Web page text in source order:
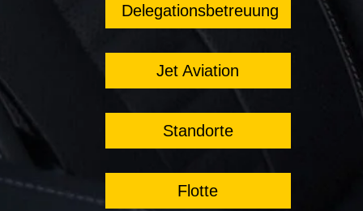
Delegationsbetreuung
Jet Aviation
Standorte
Flotte